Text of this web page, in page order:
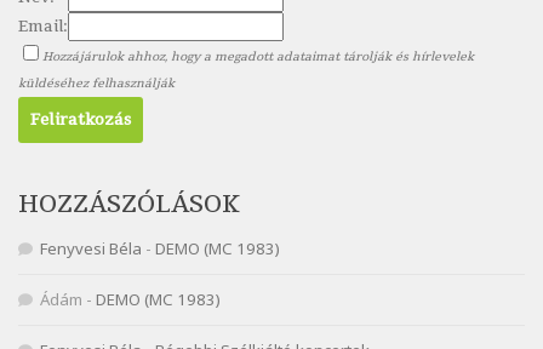
Szélkiáltó
Nagy Bandó András: Scarabeus
Szélkiáltó
Nagy Bandó András: Ülj le csak egyszer
Nagy Bandó András: Vakondok
Nagy Bandó András: Vizilóblues
Szélkiáltó
Email:
Hozzájárulok ahhoz, hogy a megadott adataimat tárolják és hírlevelek
küldéséhez felhasználják
HOZZÁSZÓLÁSOK
Fenyvesi Béla - DEMO (MC 1983)
Ádám - DEMO (MC 1983)